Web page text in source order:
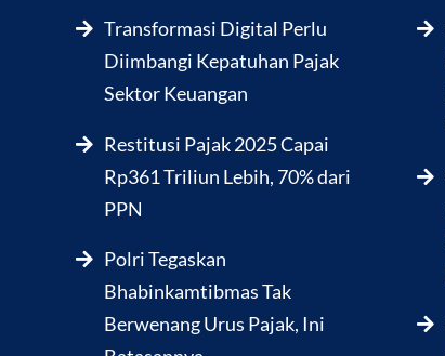
Transformasi Digital Perlu
Diimbangi Kepatuhan Pajak
Sektor Keuangan
Restitusi Pajak 2025 Capai
Rp361 Triliun Lebih, 70% dari
PPN
Polri Tegaskan
Bhabinkamtibmas Tak
Berwenang Urus Pajak, Ini